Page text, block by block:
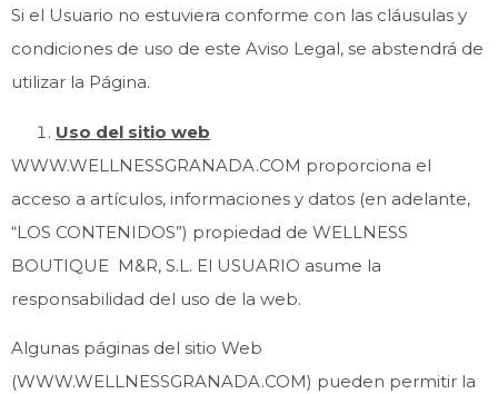
Si el Usuario no estuviera conforme con las cláusulas y
condiciones de uso de este Aviso Legal, se abstendrá de
utilizar la Página.
Uso del sitio web
WWW.WELLNESSGRANADA.COM proporciona el
acceso a artículos, informaciones y datos (en adelante,
“LOS CONTENIDOS”) propiedad de WELLNESS
BOUTIQUE M&R, S.L. El USUARIO asume la
responsabilidad del uso de la web.
Algunas páginas del sitio Web
(WWW.WELLNESSGRANADA.COM) pueden permitir la